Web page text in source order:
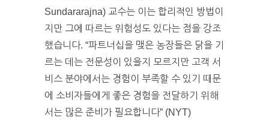
Sundararajna) 교수는 이는 합리적인 방법이
지만 그에 따르는 위험성도 있다는 점을 강조
했습니다. “파트너십을 맺은 농장들은 닭을 기
르는 데는 전문성이 있을지 모르지만 고객 서
비스 분야에서는 경험이 부족할 수 있기 때문
에 소비자들에게 좋은 경험을 전달하기 위해
서는 많은 준비가 필요합니다” (NYT)